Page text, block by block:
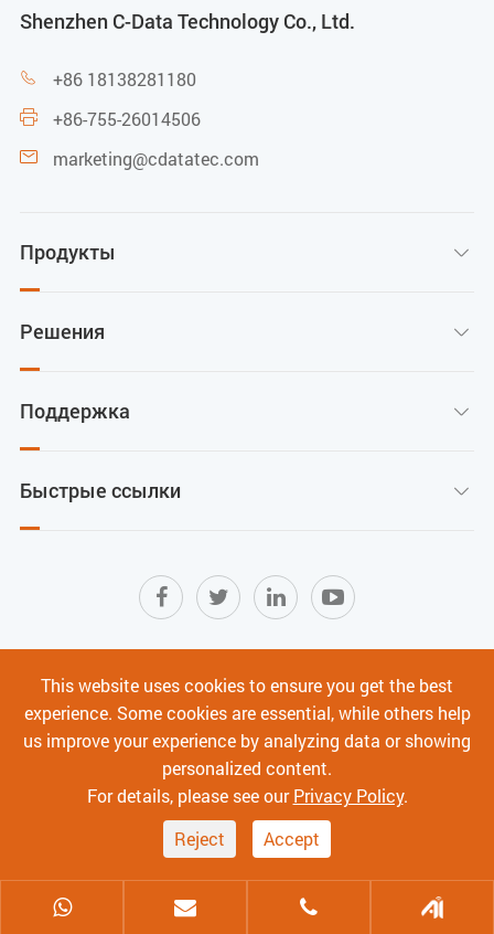
Shenzhen C-Data Technology Co., Ltd.
 +86 18138281180
 +86-755-26014506
 marketing@cdatatec.com
Продукты 
Решения 
Поддержка 
Быстрые ссылки 
Карта сайта Условия использования
Политика конфиденциальности
|
Кибербезопасность
Авторское право ©
Shenzhen C-Data Technology Co., Ltd.Все права
This website uses cookies to ensure you get the best
experience. Some cookies are essential, while others help
us improve your experience by analyzing data or showing
personalized content.
For details, please see ourPrivacy Policy.
Reject
Accept